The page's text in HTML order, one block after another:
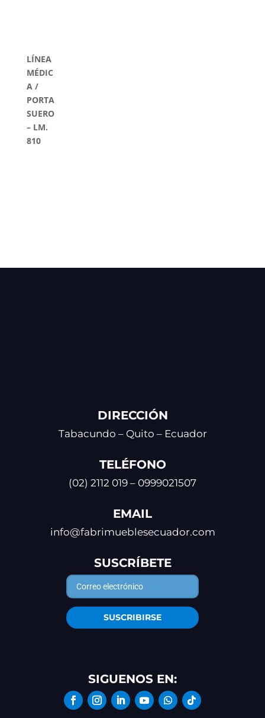
LÍNEA
MÉDIC
A /
PORTA
SUERO
– LM.
810
DIRECCIÓN
Tabacundo – Quito – Ecuador
TELÉFONO
(02) 2112 019 – 0999021507
EMAIL
info@fabrimueblesecuador.com
SUSCRÍBETE
SUSCRIBIRSE
SIGUENOS EN: